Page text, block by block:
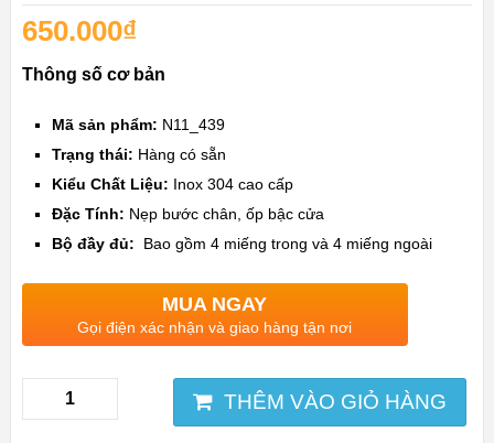
650.000₫
Thông số cơ bản
Mã sản phẩm: N11_439
Trạng thái: Hàng có sẵn
Kiểu Chất Liệu: Inox 304 cao cấp
Đặc Tính: Nẹp bước chân, ốp bậc cửa
Bộ đầy đủ: Bao gồm 4 miếng trong và 4 miếng ngoài
MUA NGAY
Gọi điện xác nhận và giao hàng tận nơi
THÊM VÀO GIỎ HÀNG